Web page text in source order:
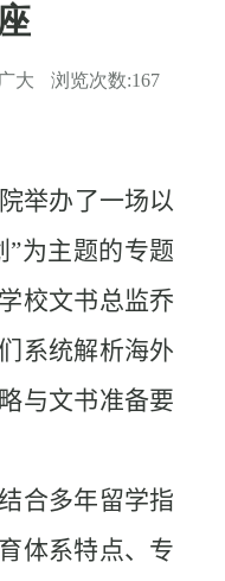
大 浏览次数:167
举办了一场以
”为主题的专题
校文书总监乔
系统解析海外
与文书准备要
合多年留学指
体系特点、专